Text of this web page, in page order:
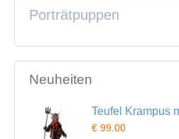
Porträtpuppen
Neuheiten
Teufel Krampus
€ 99.00